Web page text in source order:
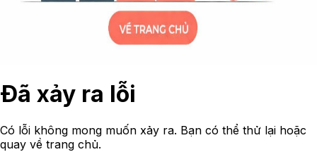
Đã xảy ra lỗi
Có lỗi không mong muốn xảy ra. Bạn có thể thử lại hoặc
quay về trang chủ.